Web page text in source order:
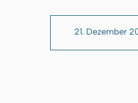
21. Dezember